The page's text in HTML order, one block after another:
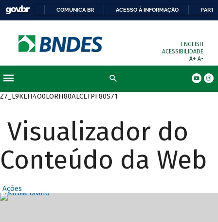
COMUNICA BR ACESSO À INFORMAÇÃO
ENGLISH
ACESSIBILIDADE
A+ A-
Z7_L9KEH4O0LORH80ALCLTPF80S71
Visualizador do
Conteúdo da Web
Ações
Destaques